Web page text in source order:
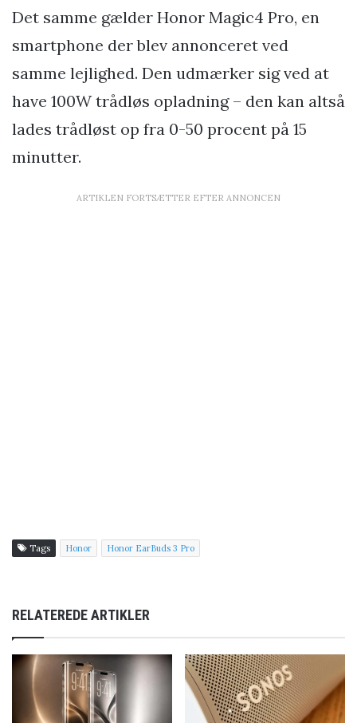
Det samme gælder Honor Magic4 Pro, en
smartphone der blev annonceret ved
samme lejlighed. Den udmærker sig ved at
have 100W trådløs opladning – den kan altså
lades trådløst op fra 0-50 procent på 15
minutter.
ARTIKLEN FORTSÆTTER EFTER ANNONCEN
Tags Honor Honor EarBuds 3 Pro
RELATEREDE ARTIKLER